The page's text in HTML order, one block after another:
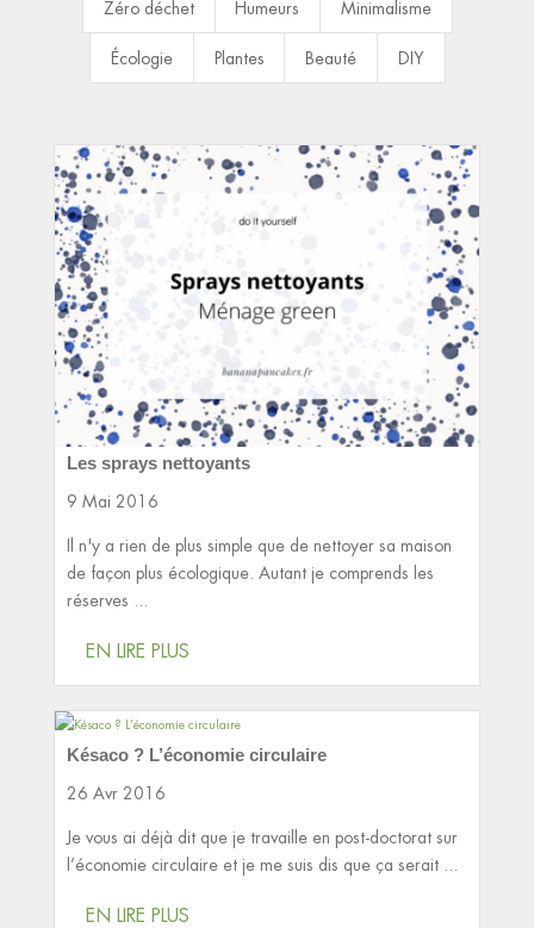
Zéro déchet Humeurs Minimalisme
Écologie Plantes Beauté DIY
Les sprays nettoyants
9 Mai 2016
Il n'y a rien de plus simple que de nettoyer sa maison
de façon plus écologique. Autant je comprends les
réserves ...
EN LIRE PLUS
Késaco ? L’économie circulaire
26 Avr 2016
Je vous ai déjà dit que je travaille en post-doctorat sur
l’économie circulaire et je me suis dis que ça serait ...
EN LIRE PLUS